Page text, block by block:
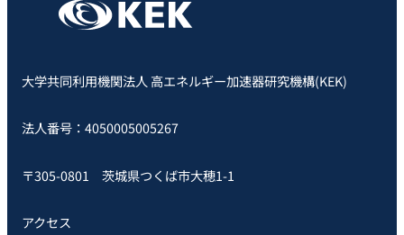
大学共同利用機関法人 高エネルギー加速器研究機構(KEK)
法人番号：4050005005267
〒305-0801 茨城県つくば市大穂1-1
アクセス